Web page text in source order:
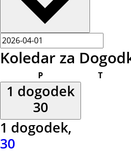
Koledar za
Pponedeljek Ttorek
1 dogodek
30
1 dogodek,
30